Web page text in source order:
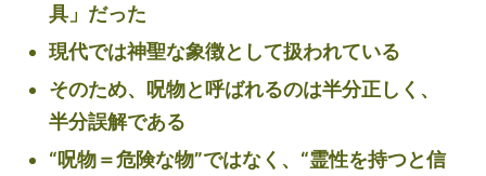
具」だった
現代では神聖な象徴として扱われている
そのため、呪物と呼ばれるのは半分正しく、
半分誤解である
“呪物＝危険な物”ではなく、“霊性を持つと信